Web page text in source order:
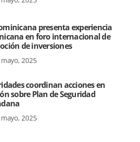
presenta experiencia
en foro internacional de
de inversiones
2025
coordinan acciones en
sobre Plan de Seguridad
2025